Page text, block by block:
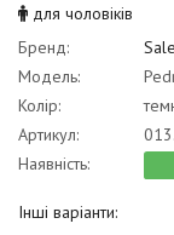
для чоловіків
Бренд:
Модель:
Колір:
Артикул:
Наявність:
Інші варіанти: